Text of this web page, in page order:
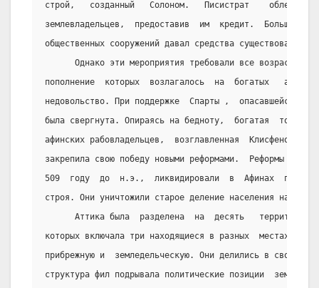
строй,   созданный   Солоном.   Писистрат    облегчил
землевладельцев,  предоставив  им  кредит.  Большой
общественных сооружений давал средства существования
Однако эти мероприятия требовали все
пополнение  которых  возлагалось  на  богатых
недовольство. При поддержке  Спарты ,  опасавшейся
была свергнута. Опираясь на бедноту,  богатая  торгово-
афинских рабовладельцев,  возглавленная  Клисфеном,
закрепила свою победу новыми реформами.  Реформы
509  году  до  н.э.,  ликвидировали  в  Афинах
строя. Они уничтожили старое деление населения на
Аттика была  разделена  на  десять
которых включала три находящиеся в разных  местах
прибрежную и  земледельческую. Они делились в свою
структура фил подрывала политические позиции